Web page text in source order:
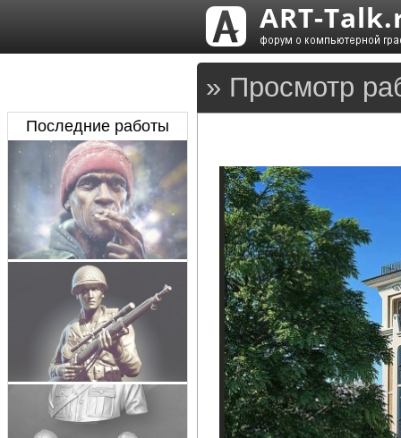
» Просмотр
Последние работы